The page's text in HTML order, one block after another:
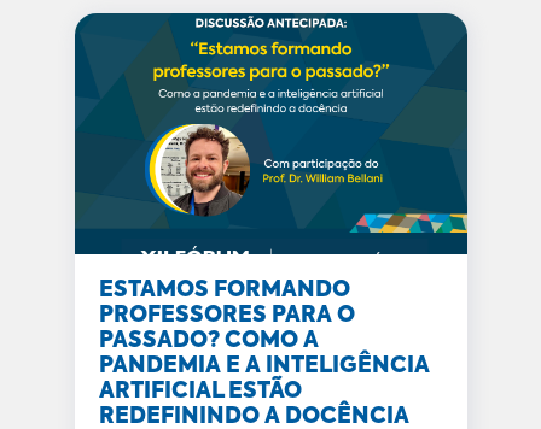
ESTAMOS FORMANDO
PROFESSORES PARA O
PASSADO? COMO A
PANDEMIA E A INTELIGÊNCIA
ARTIFICIAL ESTÃO
REDEFININDO A DOCÊNCIA